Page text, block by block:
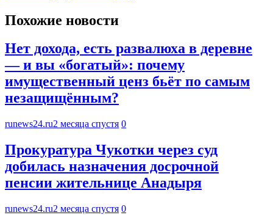
Похожие новости
Нет дохода, есть развалюха в деревне
— и вы «богатый»: почему
имущественный ценз бьёт по самым
незащищённым?
runews24.ru2 месяца спустя 0
Прокуратура Чукотки через суд
добилась назначения досрочной
пенсии жительнице Анадыря
runews24.ru2 месяца спустя 0